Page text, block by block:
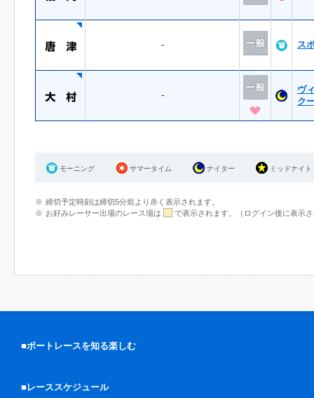
- ス
-
ヴ
ク
モーニング サマータイム ナイター ミッドナイト
締切予定時刻は締切5分前より赤く表示されます。
お好みレーサー出場のレース場は
で表示されます。（ログイン後に表示
■ボートレースを知る楽しむ
■レーススケジュール